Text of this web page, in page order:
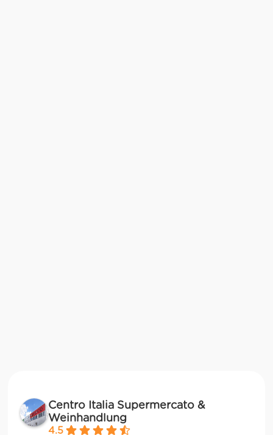
Centro Italia Supermercato &
Weinhandlung
4.5